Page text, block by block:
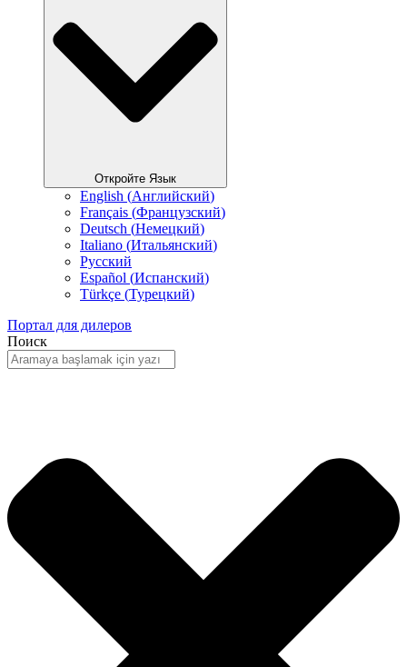
Откройте Язык
English (Английский)
Français (Французский)
Deutsch (Немецкий)
Italiano (Итальянский)
Русский
Español (Испанский)
Türkçe (Турецкий)
Портал для дилеров
Поиск